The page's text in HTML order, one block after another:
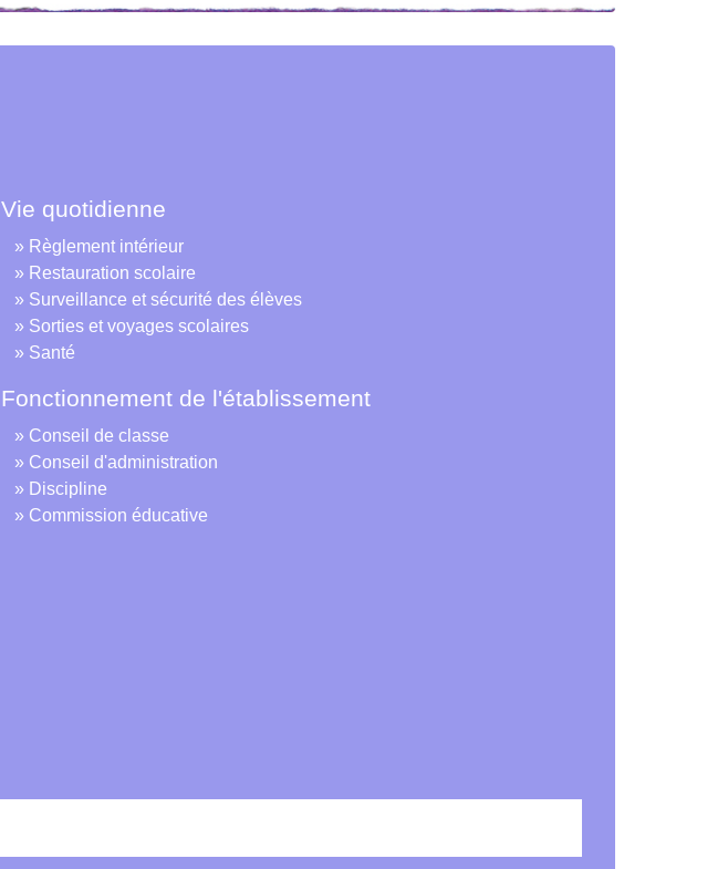
Vie quotidienne
Règlement intérieur
Restauration scolaire
Surveillance et sécurité des élèves
Sorties et voyages scolaires
Santé
Fonctionnement de l'établissement
Conseil de classe
Conseil d'administration
Discipline
Commission éducative